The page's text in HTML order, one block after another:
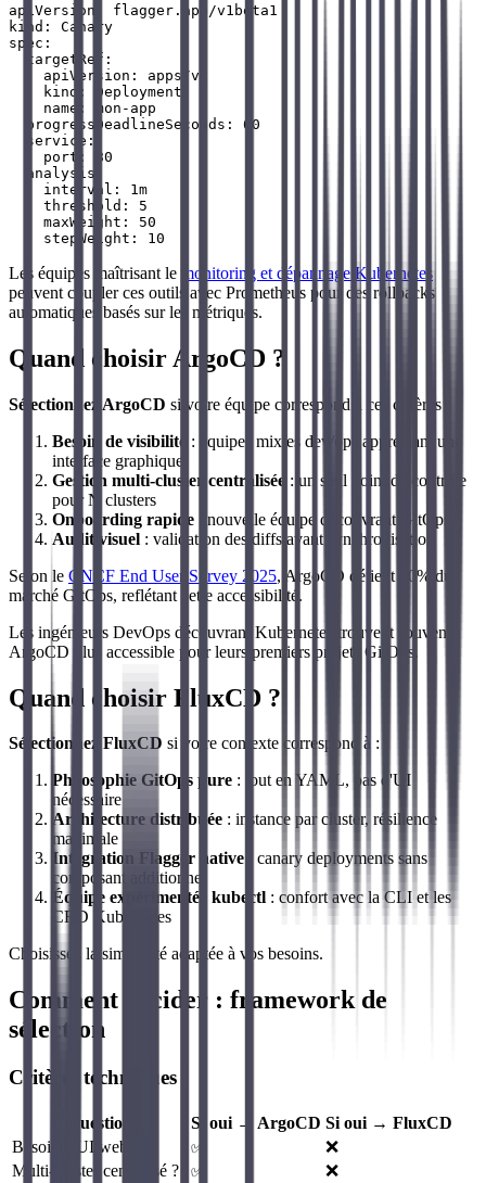
apiVersion: flagger.app/v1beta1
kind: Canary
spec:
  targetRef:
    apiVersion: apps/v1
    kind: Deployment
    name: mon-app
  progressDeadlineSeconds: 60
  service:
    port: 80
  analysis:
    interval: 1m
    threshold: 5
    maxWeight: 50
Les équipes maîtrisant le
monitoring et dépannage Kubernetes
peuvent coupler ces outils avec Prometheus pour des rollbacks
automatiques basés sur les métriques.
Quand choisir ArgoCD ?
Sélectionnez ArgoCD si votre équipe correspond à ces critères :
Besoin de visibilité : équipes mixtes dev/ops appréciant une
interface graphique
Gestion multi-cluster centralisée : un seul point de contrôle
pour N clusters
Onboarding rapide : nouvelle équipe découvrant GitOps
Audit visuel : validation des diffs avant synchronisation
Selon le CNCF End User Survey 2025, ArgoCD détient 60% du
marché GitOps, reflétant cette accessibilité.
Les ingénieurs DevOps découvrant Kubernetes trouvent souvent
ArgoCD plus accessible pour leurs premiers projets GitOps.
Quand choisir FluxCD ?
Sélectionnez FluxCD si votre contexte correspond à :
Philosophie GitOps pure : tout en YAML, pas d'UI
nécessaire
Architecture distribuée : instance par cluster, résilience
maximale
Intégration Flagger native : canary deployments sans
composant additionnel
Équipe expérimentée kubectl : confort avec la CLI et les
CRD Kubernetes
Choisissez la simplicité adaptée à vos besoins.
Comment décider : framework de
sélection
Critères techniques
Question Si oui → ArgoCD Si oui → FluxCD
Besoin d'UI web ?
✅
❌
Multi-cluster centralisé ?
✅
❌